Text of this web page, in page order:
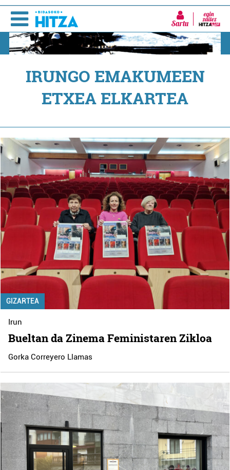
Sartu
IRUNGO EMAKUMEEN
ETXEA ELKARTEA
GIZARTEA
Irun
Bueltan da Zinema Feministaren Zikloa
Gorka Correyero Llamas